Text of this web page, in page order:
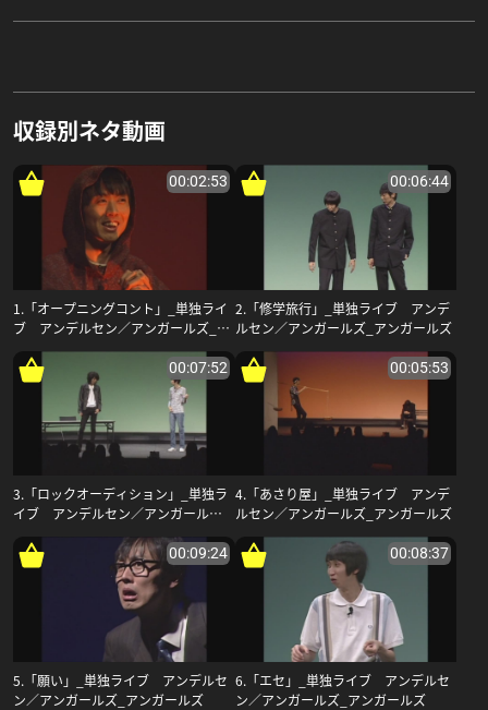
収録別ネタ動画
00:02:53
1.「オープニングコント」_単独ライ
ブ アンデルセン／アンガールズ_ア
ンガールズ
00:06:44
2.「修学旅行」_単独ライブ アンデ
ルセン／アンガールズ_アンガールズ
00:07:52
3.「ロックオーディション」_単独ラ
イブ アンデルセン／アンガールズ_
00:05:53
4.「あさり屋」_単独ライブ アンデ
ルセン／アンガールズ_アンガールズ
00:09:24
5.「願い」_単独ライブ アンデルセ
ン／アンガールズ_アンガールズ
00:08:37
6.「エセ」_単独ライブ アンデルセ
ン／アンガールズ_アンガールズ